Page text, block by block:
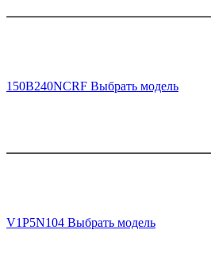
150B240NCRF Выбрать модель
V1P5N104 Выбрать модель